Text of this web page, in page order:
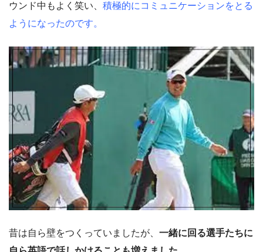
ウンド中もよく笑い、 積極的にコミュニケーションをとる
ようになったのです。
昔は自ら壁をつくっていましたが、 一緒に回る選手たちに